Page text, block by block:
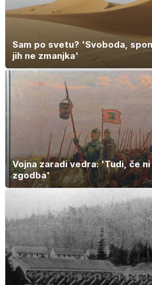
Sam po svetu? 'Svoboda,
jih ne zmanjka'
Vojna zaradi vedra: 'Tudi, če
zgodba'